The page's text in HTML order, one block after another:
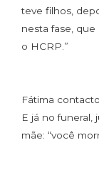
teve filhos,
nesta fase,
o HCRP.”
Fátima
E já no funeral,
mãe: “você